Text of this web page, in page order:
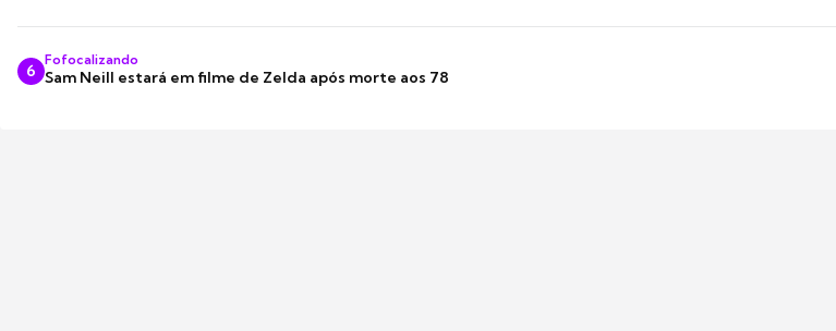
6
Fofocalizando
Sam Neill estará em filme de Zelda após morte aos 78